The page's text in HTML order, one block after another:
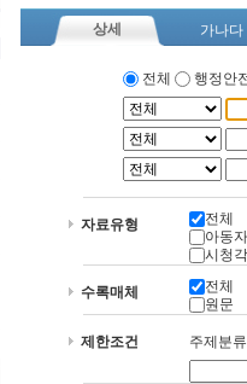
상세 가나다
전체 행정안
자료유형 전체
아동
시청
수록매체 전체
원문
제한조건 주제분류